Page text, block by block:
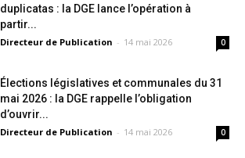
duplicatas : la DGE lance l’opération à
partir...
Directeur de Publication - 14 mai 2026 0
Élections législatives et communales du 31
mai 2026 : la DGE rappelle l’obligation
d’ouvrir...
Directeur de Publication - 14 mai 2026 0